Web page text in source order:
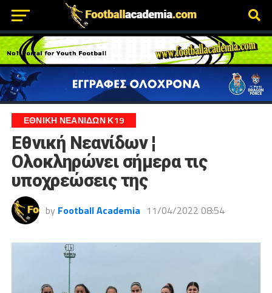
ΕΘΝΙΚΗ ΝΕΑΝΙΔΩΝ Κ19
Εθνική Νεανίδων ¦
Oλοκληρώνει σήμερα τις
υποχρεώσεις της
by Football Academia 11/04/2022 08:54